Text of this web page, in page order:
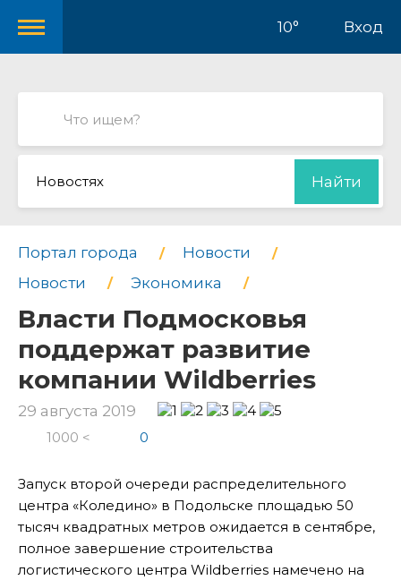
10° Вход
Новостях Найти
Портал города
Новости
Новости
Экономика
Власти Подмосковья
поддержат развитие
компании Wildberries
29 августа 2019
1000 < 0
Запуск второй очереди распределительного
центра «Коледино» в Подольске площадью 50
тысяч квадратных метров ожидается в сентябре,
полное завершение строительства
логистического центра Wildberries намечено на